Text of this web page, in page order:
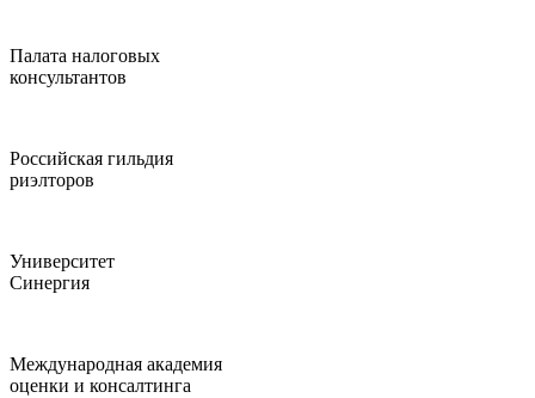
Палата налоговых
консультантов
Российская гильдия
риэлторов
Университет
Синергия
Международная академия
оценки и консалтинга